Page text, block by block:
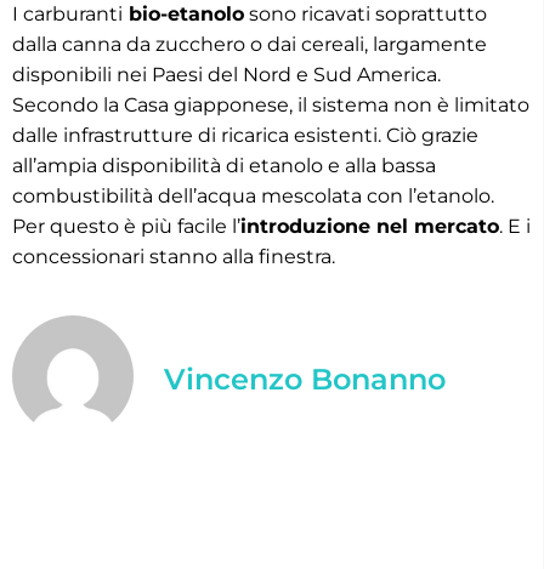
I carburanti bio-etanolo sono ricavati soprattutto
dalla canna da zucchero o dai cereali, largamente
disponibili nei Paesi del Nord e Sud America.
Secondo la Casa giapponese, il sistema non è limitato
dalle infrastrutture di ricarica esistenti. Ciò grazie
all’ampia disponibilità di etanolo e alla bassa
combustibilità dell’acqua mescolata con l’etanolo.
Per questo è più facile l’introduzione nel mercato. E i
concessionari stanno alla finestra.
Vincenzo Bonanno